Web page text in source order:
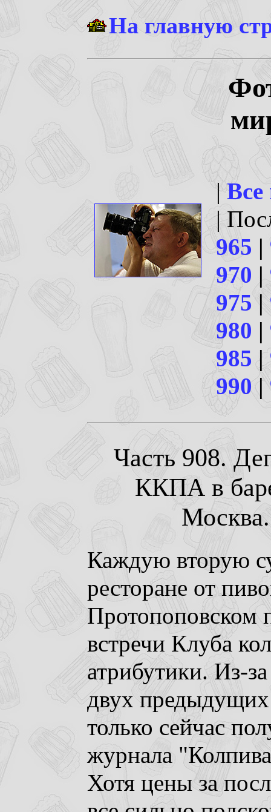
На главную
|
|
965 |
970 |
975|
980 |
985 |
990|
Часть 908.
ККПА в
Каждую вторую
ресторане от
Протопоповском
встречи Клуба
атрибутики. Из-
двух предыдущих
только сейчас
журнала
Хотя цены за